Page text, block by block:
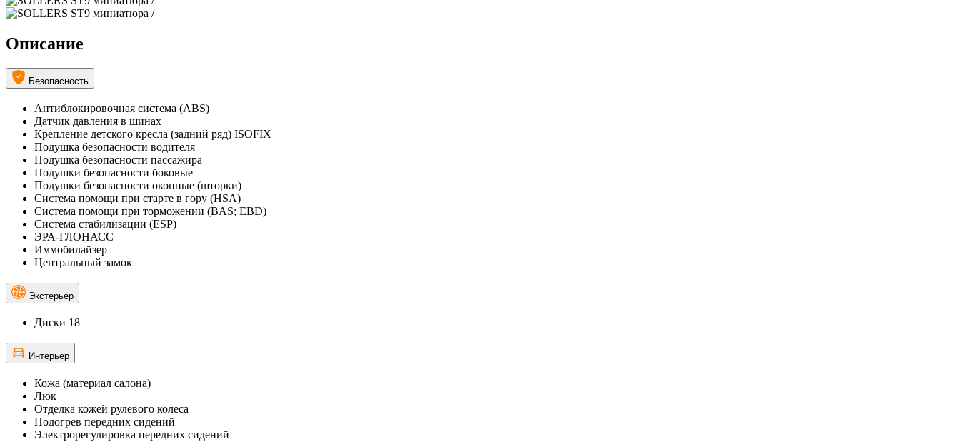
Описание
Безопасность
Антиблокировочная система (ABS)
Датчик давления в шинах
Крепление детского кресла (задний ряд) ISOFIX
Подушка безопасности водителя
Подушка безопасности пассажира
Подушки безопасности боковые
Подушки безопасности оконные (шторки)
Система помощи при старте в гору (HSA)
Система помощи при торможении (BAS; EBD)
Система стабилизации (ESP)
ЭРА-ГЛОНАСС
Иммобилайзер
Центральный замок
Экстерьер
Диски 18
Интерьер
Кожа (материал салона)
Люк
Отделка кожей рулевого колеса
Подогрев передних сидений
Электрорегулировка передних сидений